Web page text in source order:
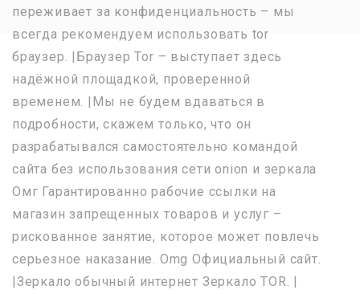
переживает за конфиденциальность – мы
всегда рекомендуем использовать tor
браузер. |Браузер Tor – выступает здесь
надёжной площадкой, проверенной
временем. |Мы не будем вдаваться в
подробности, скажем только, что он
разрабатывался самостоятельно командой
сайта без использования сети onion и зеркала
Омг Гарантированно рабочие ссылки на
магазин запрещенных товаров и услуг –
рискованное занятие, которое может повлечь
серьезное наказание. Omg Официальный сайт.
|Зеркало обычный интернет Зеркало TOR. |